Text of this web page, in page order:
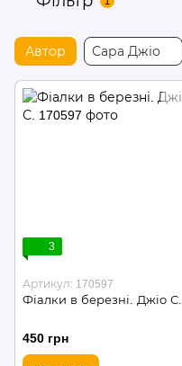
Автор Сара Джіо
3
Артикул: 170597
Фіалки в березні. Джіо С.
450 грн